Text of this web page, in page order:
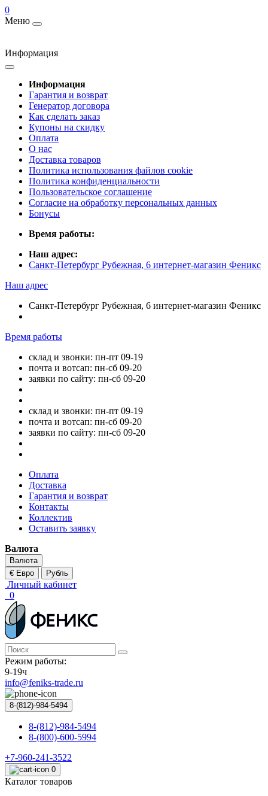
0
Меню
Информация
Информация
Гарантия и возврат
Генератор договора
Как сделать заказ
Купоны на скидку
Оплата
О нас
Доставка товаров
Политика использования файлов cookie
Политика конфиденциальности
Пользовательское соглашение
Согласие на обработку персональных данных
Бонусы
Время работы:
Наш адрес:
Санкт-Петербург Рубежная, 6 интернет-магазин Феникс
Наш адрес
Санкт-Петербург Рубежная, 6 интернет-магазин Феникс
Время работы
склад и звонки: пн-пт 09-19
почта и вотсап: пн-сб 09-20
заявки по сайту: пн-сб 09-20
склад и звонки: пн-пт 09-19
почта и вотсап: пн-сб 09-20
заявки по сайту: пн-сб 09-20
Оплата
Доставка
Гарантия и возврат
Контакты
Коллектив
Оставить заявку
Валюта
Валюта
€ Евро
Рубль
Личный кабинет
0
Режим работы:
9-19ч
info@feniks-trade.ru
8-(812)-984-5494
8-(812)-984-5494
8-(800)-600-5994
+7-960-241-3522
0
Каталог товаров